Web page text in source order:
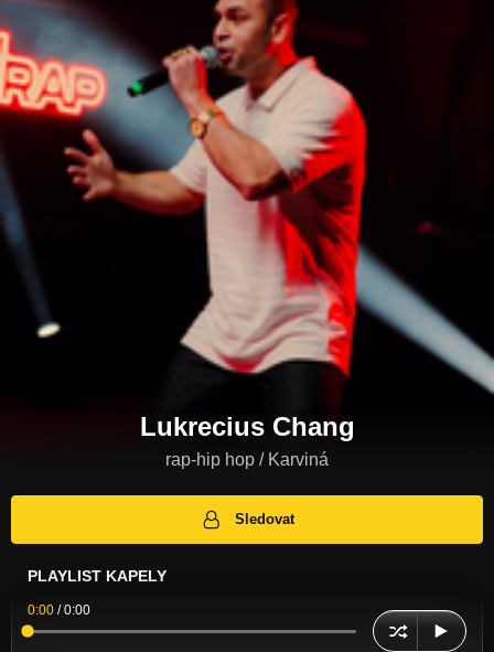
Lukrecius Chang
rap-hip hop / Karviná
Sledovat
PLAYLIST KAPELY
0:00 /0:00